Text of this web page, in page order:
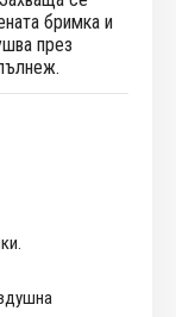
бримка и
през